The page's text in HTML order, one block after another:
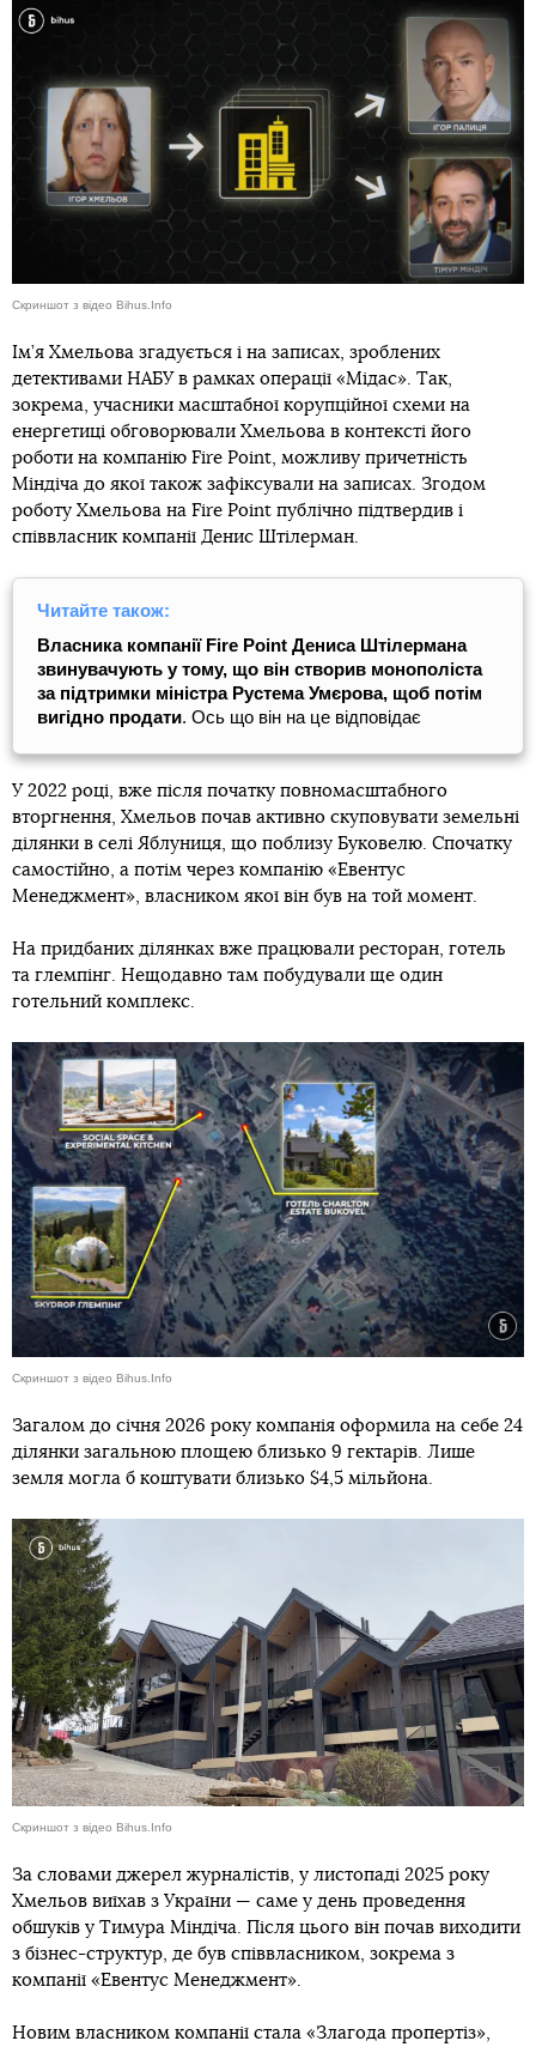
Скриншот з відео Bihus.Info
Ім’я Хмельова згадується і на записах, зроблених
детективами НАБУ в рамках операції «Мідас». Так,
зокрема, учасники масштабної корупційної схеми на
енергетиці обговорювали Хмельова в контексті його
роботи на компанію Fire Point, можливу причетність
Міндіча до якої також зафіксували на записах. Згодом
роботу Хмельова на Fire Point публічно підтвердив і
співвласник компанії Денис Штілерман.
Читайте також:
Власника компанії Fire Point Дениса Штілермана
звинувачують у тому, що він створив монополіста
за підтримки міністра Рустема Умєрова, щоб потім
вигідно продати. Ось що він на це відповідає
У 2022 році, вже після початку повномасштабного
вторгнення, Хмельов почав активно скуповувати земельні
ділянки в селі Яблуниця, що поблизу Буковелю. Спочатку
самостійно, а потім через компанію «Евентус
Менеджмент», власником якої він був на той момент.
На придбаних ділянках вже працювали ресторан, готель
та глемпінг. Нещодавно там побудували ще один
готельний комплекс.
Скриншот з відео Bihus.Info
Загалом до січня 2026 року компанія оформила на себе 24
ділянки загальною площею близько 9 гектарів. Лише
земля могла б коштувати близько $4,5 мільйона.
Скриншот з відео Bihus.Info
За словами джерел журналістів, у листопаді 2025 року
Хмельов виїхав з України — саме у день проведення
обшуків у Тимура Міндіча. Після цього він почав виходити
з бізнес-структур, де був співвласником, зокрема з
компанії «Евентус Менеджмент».
Новим власником компанії стала «Злагода пропертіз»,